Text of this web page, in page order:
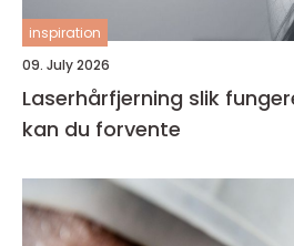
inspiration
09. July 2026
Laserhårfjerning slik fungerer det og dette
kan du forvente